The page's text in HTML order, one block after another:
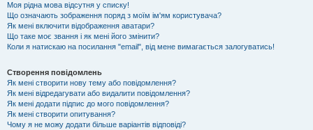
Моя рідна мова відсутня у списку!
Що означають зображення поряд з моїм ім'ям користувача?
Як мені включити відображення аватари?
Що таке моє звання і як мені його змінити?
Коли я натискаю на посилання "email", від мене вимагається залогуватись!
Створення повідомлень
Як мені створити нову тему або повідомлення?
Як мені відредагувати або видалити повідомлення?
Як мені додати підпис до мого повідомлення?
Як мені створити опитування?
Чому я не можу додати більше варіантів відповіді?